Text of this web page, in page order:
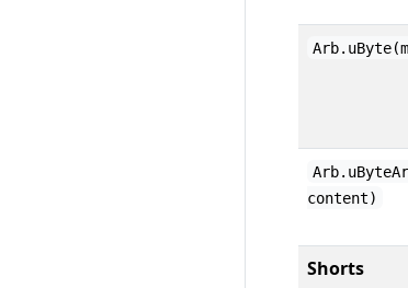
content)
Shorts